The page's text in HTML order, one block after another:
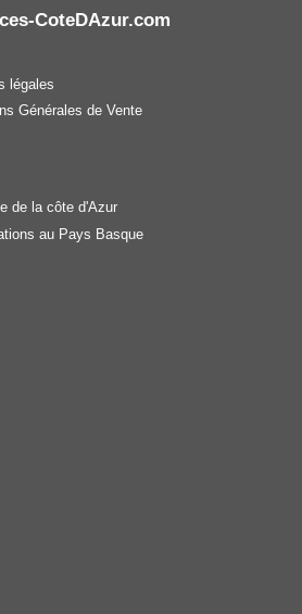
CoteDAzur.com
légales
Générales de Vente
de la côte d'Azur
au Pays Basque